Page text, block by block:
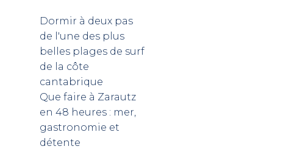
Dormir à deux pas
de l'une des plus
belles plages de surf
de la côte
cantabrique
Que faire à Zarautz
en 48 heures : mer,
gastronomie et
détente